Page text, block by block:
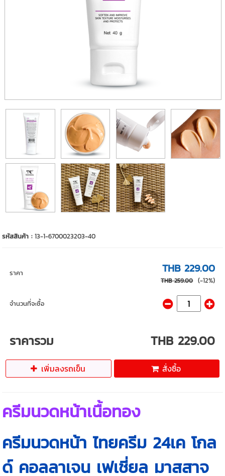
รหัสสินค้า :13-1-6700023203-40
ราคา THB 229.00
THB 259.00 (-12%)
จำนวนที่จะซื้อ
ราคารวม THB 229.00
เพิ่มลงรถเข็น สั่งซื้อ
ครีมนวดหน้าเนื้อทอง
ครีมนวดหน้า ไทยครีม 24เค โกล
ด์ คอลลาเจน เฟเชี่ยล มาสสาจ